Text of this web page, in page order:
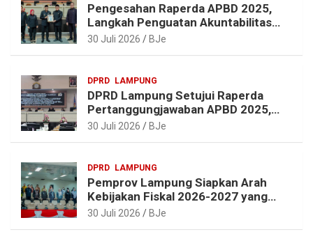
Pengesahan Raperda APBD 2025,
Langkah Penguatan Akuntabilitas
dan Pembangunan Lampung
30 Juli 2026 BJe
DPRD LAMPUNG
DPRD Lampung Setujui Raperda
Pertanggungjawaban APBD 2025,
Beri Sejumlah Rekomendasi
30 Juli 2026 BJe
DPRD LAMPUNG
Pemprov Lampung Siapkan Arah
Kebijakan Fiskal 2026-2027 yang
Realistis dan Berkelanjutan
30 Juli 2026 BJe